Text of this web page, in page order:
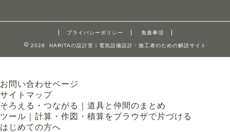
プライバシーポリシー 免責事項
2026 HARITAの設計室｜電気設備設計・施工者のための解説サイト
お問い合わせページ
サイトマップ
そろえる・つながる｜道具と仲間のまとめ
ツール｜計算・作図・積算をブラウザで片づける
はじめての方へ